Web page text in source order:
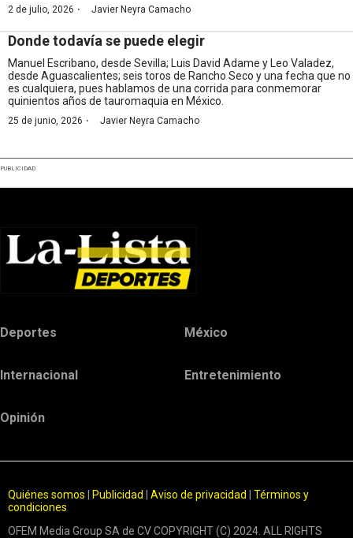
2 de julio, 2026 · Javier Neyra Camacho
Donde todavía se puede elegir
Manuel Escribano, desde Sevilla; Luis David Adame y Leo Valadez,
desde Aguascalientes; seis toros de Rancho Seco y una fecha que no
es cualquiera, pues hablamos de una corrida para conmemorar
quinientos años de tauromaquia en México.
25 de junio, 2026 · Javier Neyra Camacho
PUBLICIDAD
Deportes México
Internacional Entretenimiento
Opinión
Quiénes somos Publicidad Aviso de privacidad
Términos y
condiciones
OFEM Media Group SA de CV COPYRIGHT (C) 2024. ALL RIGHTS